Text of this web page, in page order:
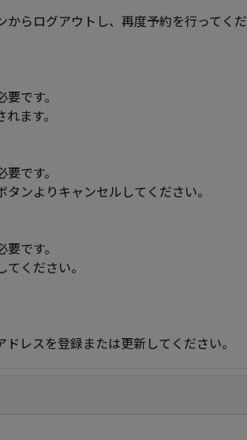
らログアウトし、再度予約を行ってく
です。
ます。
です。
ンよりキャンセルしてください。
です。
ください。
レスを登録または更新してください。